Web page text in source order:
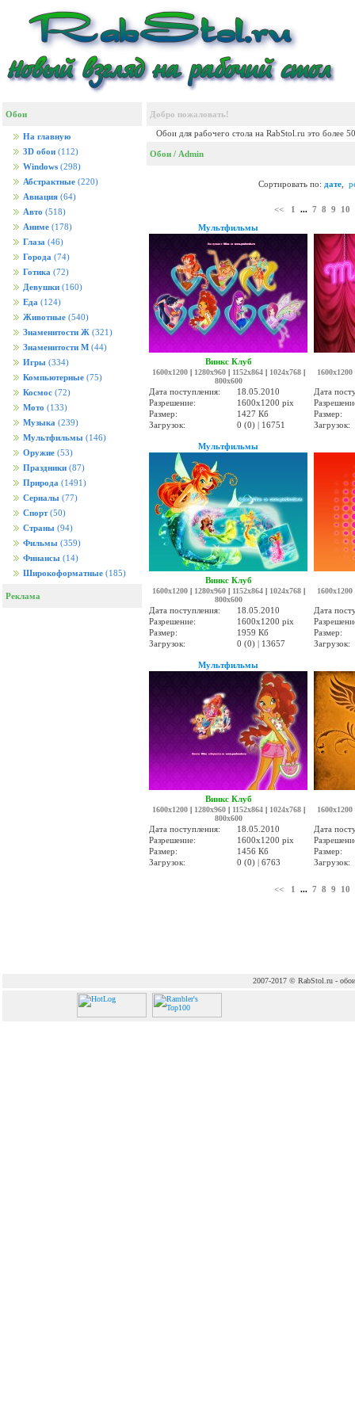
Обои
На главную
3D обои (112)
Windows (298)
Абстрактные (220)
Авиация (64)
Авто (518)
Аниме (178)
Глаза (46)
Города (74)
Готика (72)
Девушки (160)
Еда (124)
Животные (540)
Знаменитости Ж (321)
Знаменитости М (44)
Игры (334)
Компьютерные (75)
Космос (72)
Мото (133)
Музыка (239)
Мультфильмы (146)
Оружие (53)
Праздники (87)
Природа (1491)
Сериалы (77)
Спорт (50)
Страны (94)
Фильмы (359)
Финансы (14)
Широкоформатные (185)
Реклама
Добро пожаловать!
Обои для рабочего стола на RabStol.ru это более
Обои / Admin
Сортировать по: дате
<< 1 ... 7 8 9
10
Мультфильмы
Винкс Клуб
1600x1200| 1280x960| 1152x864| 1024x768|
800x600
Дата поступления:
18.05.2010
Разрешение:
1600x1200 pix
Размер:
1427 Кб
Загрузок:
0 (0) | 16751
1600x1200
Дата
Размер:
Загрузок:
Мультфильмы
Винкс Клуб
1600x1200| 1280x960| 1152x864| 1024x768|
800x600
Дата поступления:
18.05.2010
Разрешение:
1600x1200 pix
Размер:
1959 Кб
Загрузок:
0 (0) | 13657
1600x1200
Дата
Размер:
Загрузок:
Мультфильмы
Винкс Клуб
1600x1200| 1280x960| 1152x864| 1024x768|
800x600
Дата поступления:
18.05.2010
Разрешение:
1600x1200 pix
Размер:
1456 Кб
Загрузок:
0 (0) | 6763
1600x1200
Дата
Размер:
Загрузок:
<< 1 ... 7 8 9 10
2007-2017 © RabStol.ru - обои